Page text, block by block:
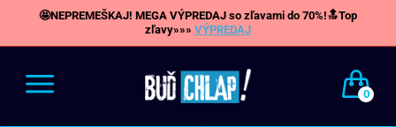
🤩NEPREMEŠKAJ! MEGA VÝPREDAJ so zľavami do 70%!🔝Top
zľavy»»» VÝPREDAJ
0